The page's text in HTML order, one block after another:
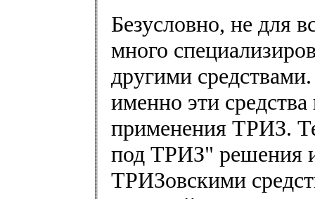
Безусловно, не для
много
другими
именно эти
применения ТРИЗ.
под ТРИЗ" решения
ТРИЗовскими